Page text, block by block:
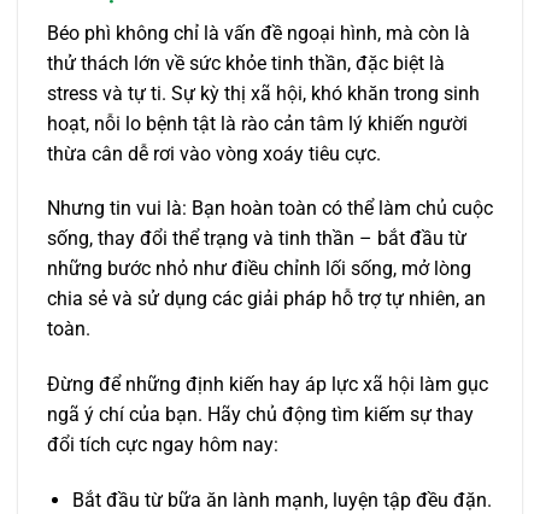
Béo phì không chỉ là vấn đề ngoại hình, mà còn là
thử thách lớn về sức khỏe tinh thần, đặc biệt là
stress và tự ti. Sự kỳ thị xã hội, khó khăn trong sinh
hoạt, nỗi lo bệnh tật là rào cản tâm lý khiến người
thừa cân dễ rơi vào vòng xoáy tiêu cực.
Nhưng tin vui là: Bạn hoàn toàn có thể làm chủ cuộc
sống, thay đổi thể trạng và tinh thần – bắt đầu từ
những bước nhỏ như điều chỉnh lối sống, mở lòng
chia sẻ và sử dụng các giải pháp hỗ trợ tự nhiên, an
toàn.
Đừng để những định kiến hay áp lực xã hội làm gục
ngã ý chí của bạn. Hãy chủ động tìm kiếm sự thay
đổi tích cực ngay hôm nay:
Bắt đầu từ bữa ăn lành mạnh, luyện tập đều đặn.